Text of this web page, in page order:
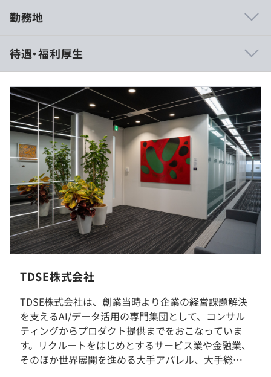
勤務地
就業場所の変更範囲
＜雇入時＞
・本社
・クライアント先（主に東京23区内）
・自宅 ※在宅勤務制度あり
待遇・福利厚生
＜予定年収＞
①700万円～902万円
②750万円～1200万円（管理監督者として採用の場合）
＜賃金形態＞
月給制
＜賃金内訳＞
①
月額（基本給）：438,500円～574,000円
その他固定手当/月：35,000円
固定残業手当/月：111,100円～142,800円（固定残業時間
30時間0分/月）
超過した時間外労働の残業手当は追加支給
月額（基本給）：592,600円～962,200円
その他固定手当/月：35,000円
TDSE株式会社
TDSE株式会社は、創業当時より企業の経営課題解決
を支えるAI/データ活用の専門集団として、コンサル
ティングからプロダクト提供までをおこなっていま
す。リクルートをはじめとするサービス業や金融業、
そのほか世界展開を進める大手アパレル、大手総合